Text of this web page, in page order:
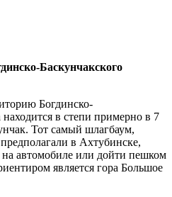
Баскунчакского
Богдинско-
находится в степи примерно в 7
Тот самый шлагбаум,
в Ахтубинске,
автомобиле или дойти пешком
является гора Большое